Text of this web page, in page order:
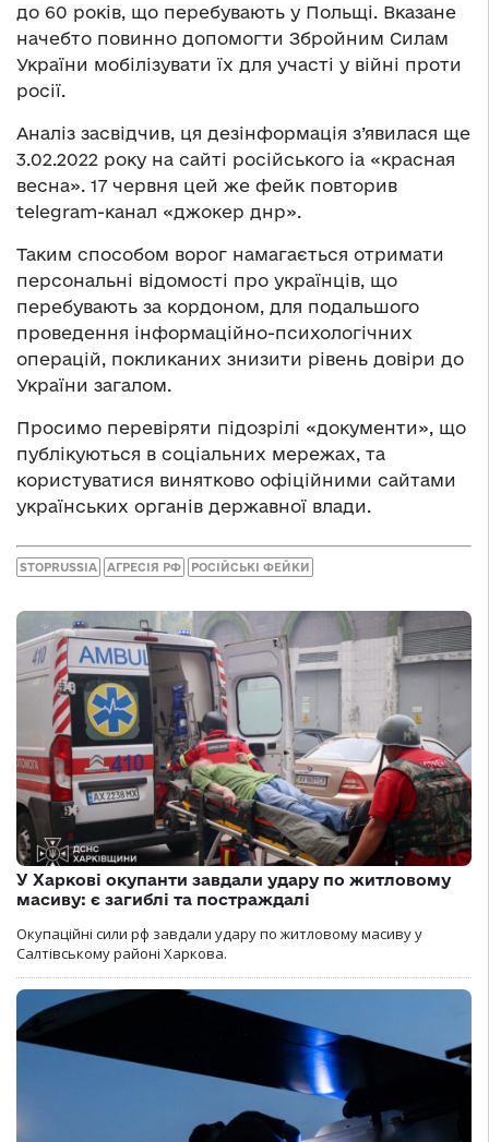
до 60 років, що перебувають у Польщі. Вказане
начебто повинно допомогти Збройним Силам
України мобілізувати їх для участі у війні проти
росії.
Аналіз засвідчив, ця дезінформація з’явилася ще
3.02.2022 року на сайті російського іа «красная
весна». 17 червня цей же фейк повторив
telegram-канал «джокер днр».
Таким способом ворог намагається отримати
персональні відомості про українців, що
перебувають за кордоном, для подальшого
проведення інформаційно-психологічних
операцій, покликаних знизити рівень довіри до
України загалом.
Просимо перевіряти підозрілі «документи», що
публікуються в соціальних мережах, та
користуватися винятково офіційними сайтами
українських органів державної влади.
STOPRUSSIA АГРЕСІЯ РФ РОСІЙСЬКІ ФЕЙКИ
У Харкові окупанти завдали удару по житловому
масиву: є загиблі та постраждалі
Окупаційні сили рф завдали удару по житловому масиву у
Салтівському районі Харкова.